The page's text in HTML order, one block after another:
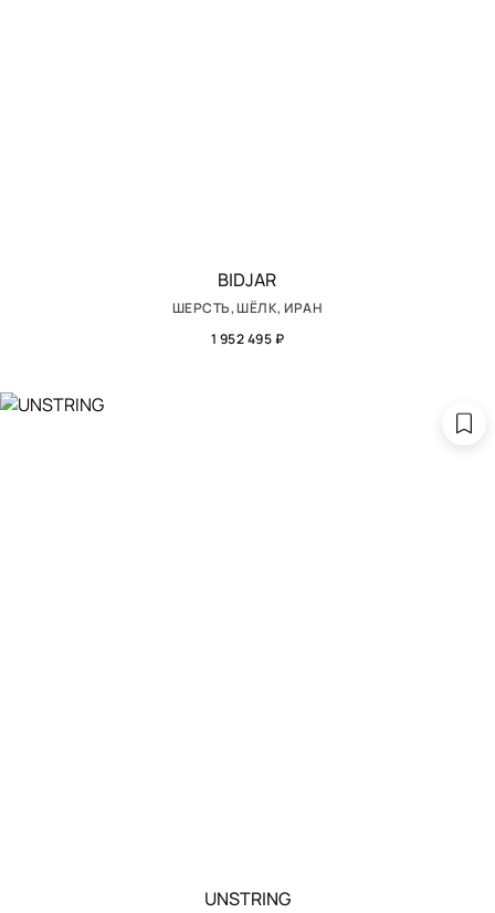
BIDJAR
ШЕРСТЬ, ШЁЛК, ИРАН
1 952 495 ₽
UNSTRING